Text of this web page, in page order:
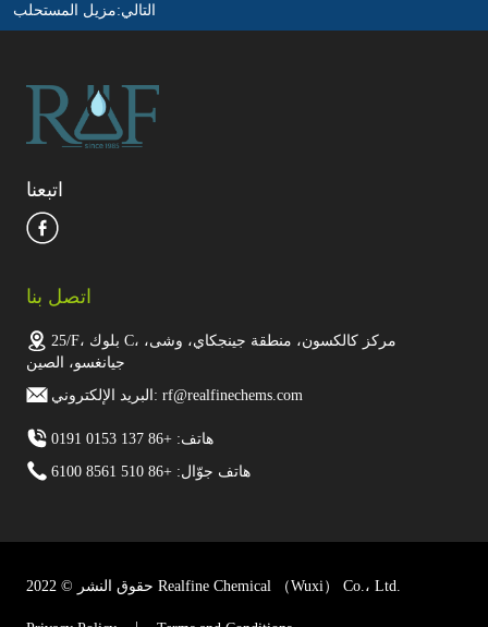
التالي:مزيل المستحلب
اتبعنا
اتصل بنا
25/F، بلوك C، مركز كالكسون، منطقة جينجكاي، وشى،
جيانغسو، الصين
البريد الإلكتروني: rf@realfinechems.com
هاتف: +86 137 0153 0191
هاتف جوّال: +86 510 8561 6100
حقوق النشر © 2022 Realfine Chemical （Wuxi） Co.، Ltd.